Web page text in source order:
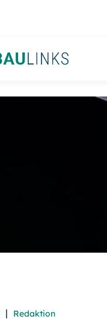
| Redaktion